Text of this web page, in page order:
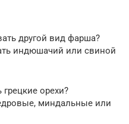
другой вид фарша?
индюшачий или свиной
орехи?
миндальные или